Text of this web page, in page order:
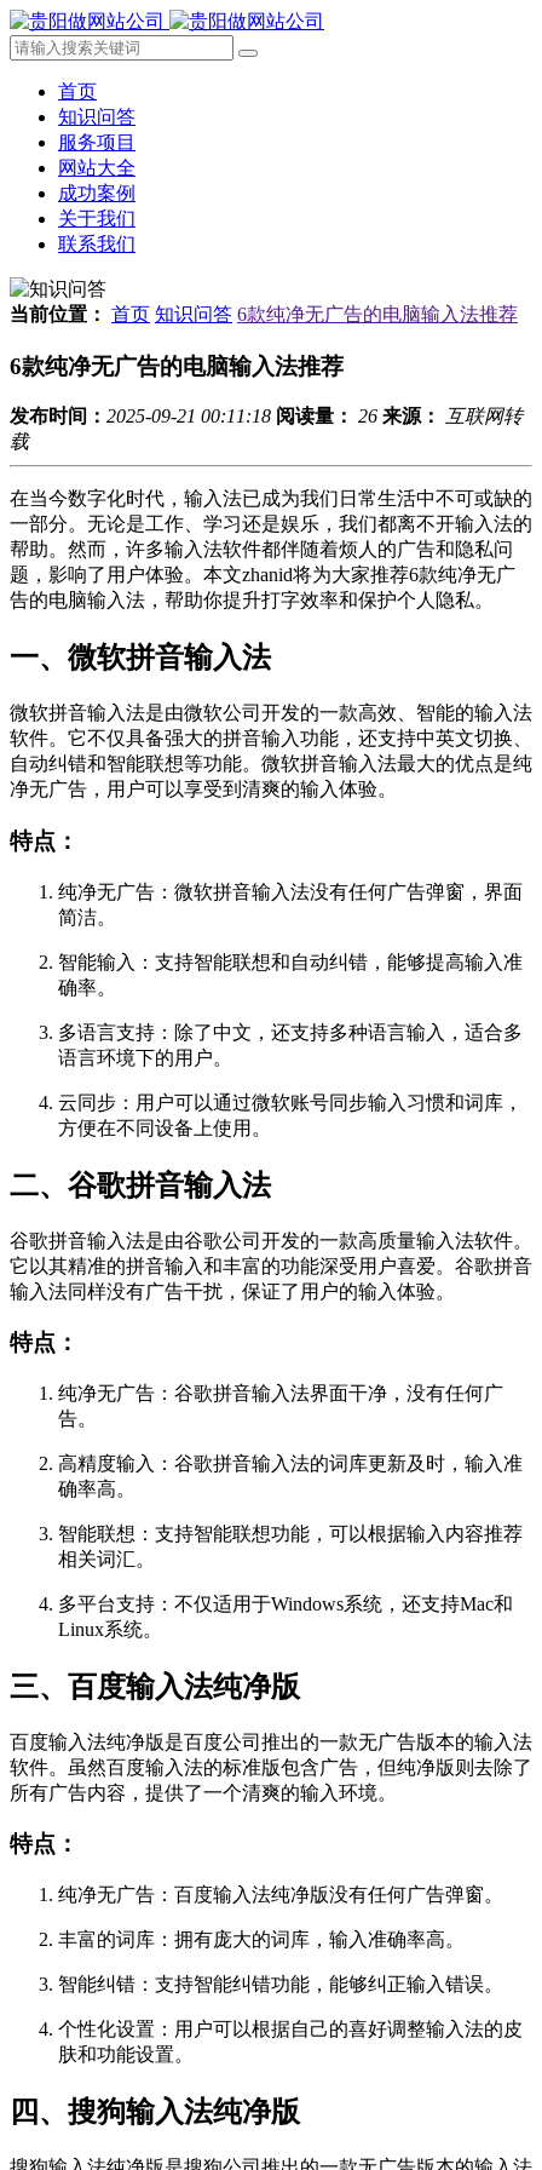
首页
知识问答
服务项目
网站大全
成功案例
关于我们
联系我们
当前位置： 首页 知识问答 6款纯净无广告的电脑输入法推荐
6款纯净无广告的电脑输入法推荐
发布时间： 2025-09-21 00:11:18 阅读量： 26 来源： 互联网转
载
在当今数字化时代，输入法已成为我们日常生活中不可或缺的
一部分。无论是工作、学习还是娱乐，我们都离不开输入法的
帮助。然而，许多输入法软件都伴随着烦人的广告和隐私问
题，影响了用户体验。本文zhanid将为大家推荐6款纯净无广
告的电脑输入法，帮助你提升打字效率和保护个人隐私。
一、微软拼音输入法
微软拼音输入法是由微软公司开发的一款高效、智能的输入法
软件。它不仅具备强大的拼音输入功能，还支持中英文切换、
自动纠错和智能联想等功能。微软拼音输入法最大的优点是纯
净无广告，用户可以享受到清爽的输入体验。
特点：
纯净无广告：微软拼音输入法没有任何广告弹窗，界面
简洁。
智能输入：支持智能联想和自动纠错，能够提高输入准
确率。
多语言支持：除了中文，还支持多种语言输入，适合多
语言环境下的用户。
云同步：用户可以通过微软账号同步输入习惯和词库，
方便在不同设备上使用。
二、谷歌拼音输入法
谷歌拼音输入法是由谷歌公司开发的一款高质量输入法软件。
它以其精准的拼音输入和丰富的功能深受用户喜爱。谷歌拼音
输入法同样没有广告干扰，保证了用户的输入体验。
特点：
纯净无广告：谷歌拼音输入法界面干净，没有任何广
告。
高精度输入：谷歌拼音输入法的词库更新及时，输入准
确率高。
智能联想：支持智能联想功能，可以根据输入内容推荐
相关词汇。
多平台支持：不仅适用于Windows系统，还支持Mac和
Linux系统。
三、百度输入法纯净版
百度输入法纯净版是百度公司推出的一款无广告版本的输入法
软件。虽然百度输入法的标准版包含广告，但纯净版则去除了
所有广告内容，提供了一个清爽的输入环境。
特点：
纯净无广告：百度输入法纯净版没有任何广告弹窗。
丰富的词库：拥有庞大的词库，输入准确率高。
智能纠错：支持智能纠错功能，能够纠正输入错误。
个性化设置：用户可以根据自己的喜好调整输入法的皮
肤和功能设置。
四、搜狗输入法纯净版